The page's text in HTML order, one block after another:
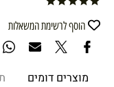
הוסף לרשימת המשאלות
מוצרים דומים